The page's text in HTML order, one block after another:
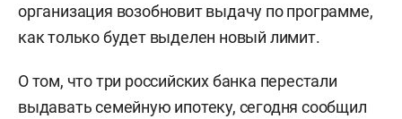
организация возобновит выдачу по программе,
как только будет выделен новый лимит.
О том, что три российских банка перестали
выдавать семейную ипотеку, сегодня сообщил